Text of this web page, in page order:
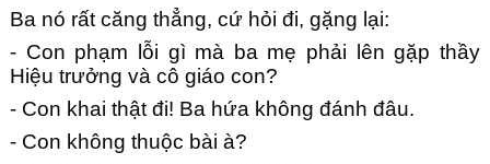
Ba nó rất căng thẳng, cứ hỏi đi, gặng lại:
- Con phạm lỗi gì mà ba mẹ phải lên gặp thầy
Hiệu trưởng và cô giáo con?
- Con khai thật đi! Ba hứa không đánh đâu.
- Con không thuộc bài à?